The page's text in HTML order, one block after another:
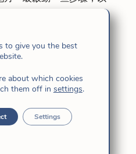
確定穩定遺產的道路，
。
驗中分享有關資產管理
行政標準，以及如何以
們這個時代的挑戰。
的話：「我們必須保持
方式管理商品，保護和
to give you the best
about which cookies
them off in settings.
Settings